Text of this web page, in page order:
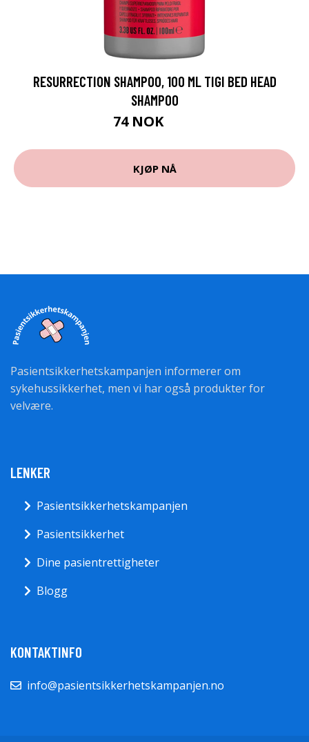
RESURRECTION SHAMPOO, 100 ML TIGI BED HEAD
SHAMPOO
74 NOK
KJØP NÅ
Pasientsikkerhetskampanjen informerer om
sykehussikkerhet, men vi har også produkter for
velvære.
LENKER
Pasientsikkerhetskampanjen
Pasientsikkerhet
Dine pasientrettigheter
Blogg
KONTAKTINFO
info@pasientsikkerhetskampanjen.no